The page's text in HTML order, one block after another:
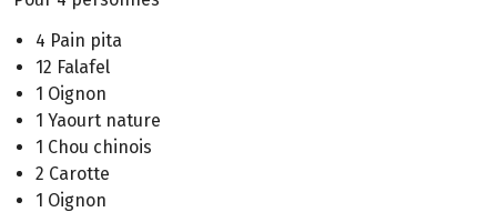
4 Pain pita
12 Falafel
1 Oignon
1 Yaourt nature
1 Chou chinois
2 Carotte
1 Oignon